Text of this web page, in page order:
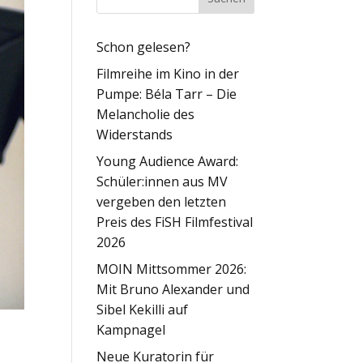
Schon gelesen?
Filmreihe im Kino in der
Pumpe: Béla Tarr – Die
Melancholie des
Widerstands
Young Audience Award:
Schüler:innen aus MV
vergeben den letzten
Preis des FiSH Filmfestival
2026
MOIN Mittsommer 2026:
Mit Bruno Alexander und
Sibel Kekilli auf
Kampnagel
Neue Kuratorin für